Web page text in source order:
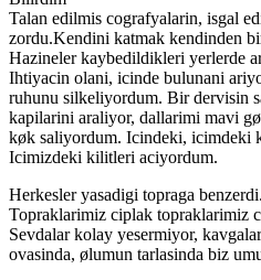
Talan edilmis cografyalarin, isgal
zordu.Kendini katmak kendinden
Hazineler kaybedildikleri yerlerde
Ihtiyacin olani, icinde bulunani
ruhunu silkeliyordum. Bir dervisin
kapilarini araliyor, dallarimi mavi
køk saliyordum. Icindeki, icimdeki
Icimizdeki kilitleri aciyordum.
Herkesler yasadigi topraga
Topraklarimiz ciplak topraklarimiz
Sevdalar kolay yesermiyor,
ovasinda, ølumun tarlasinda biz